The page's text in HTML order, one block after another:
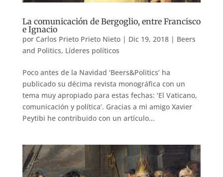
La comunicación de Bergoglio, entre Francisco
e Ignacio
por Carlos Prieto Prieto Nieto| Dic 19, 2018| Beers
and Politics, Líderes políticos
Poco antes de la Navidad ‘Beers&Politics’ ha
publicado su décima revista monográfica con un
tema muy apropiado para estas fechas: ‘El Vaticano,
comunicación y política’. Gracias a mi amigo Xavier
Peytibi he contribuido con un artículo...